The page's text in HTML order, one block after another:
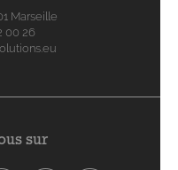
Marseille
00 26
sur